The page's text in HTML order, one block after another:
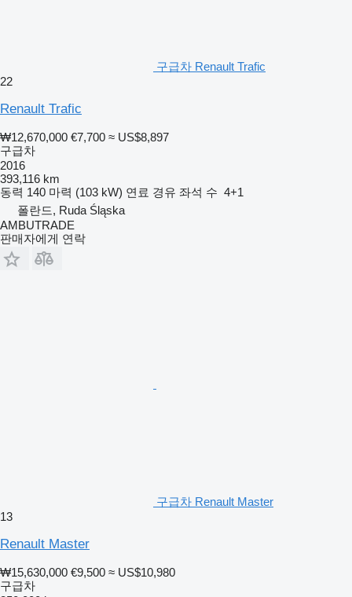
구급차 Renault Trafic
22
Renault Trafic
₩12,670,000 €7,700 ≈ US$8,897
구급차
2016
393,116 km
동력 140 마력 (103 kW) 연료 경유 좌석 수 4+1
폴란드, Ruda Śląska
AMBUTRADE
판매자에게 연락
구급차 Renault Master
13
Renault Master
₩15,630,000 €9,500 ≈ US$10,980
구급차